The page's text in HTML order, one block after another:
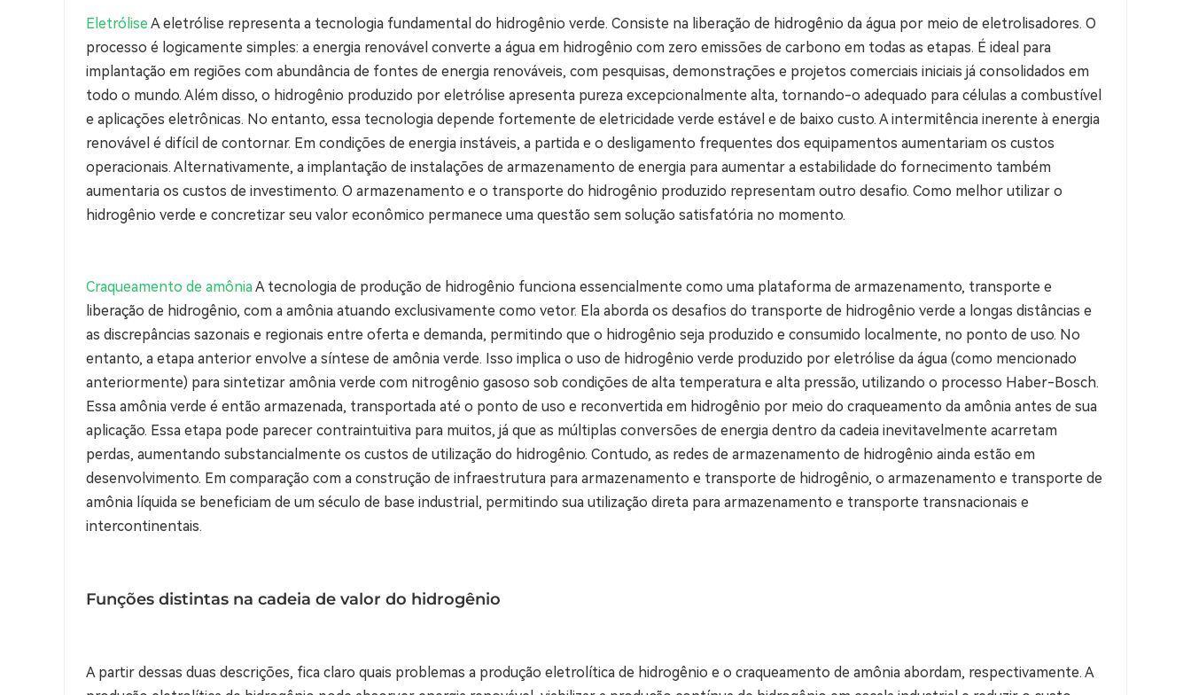
Eletrólise A eletrólise representa a tecnologia fundamental do hidrogênio verde. Consiste na liberação de hidrogênio da água por meio de eletrolisadores. O
processo é logicamente simples: a energia renovável converte a água em hidrogênio com zero emissões de carbono em todas as etapas. É ideal para
implantação em regiões com abundância de fontes de energia renováveis, com pesquisas, demonstrações e projetos comerciais iniciais já consolidados em
todo o mundo. Além disso, o hidrogênio produzido por eletrólise apresenta pureza excepcionalmente alta, tornando-o adequado para células a combustível
e aplicações eletrônicas. No entanto, essa tecnologia depende fortemente de eletricidade verde estável e de baixo custo. A intermitência inerente à energia
renovável é difícil de contornar. Em condições de energia instáveis, a partida e o desligamento frequentes dos equipamentos aumentariam os custos
operacionais. Alternativamente, a implantação de instalações de armazenamento de energia para aumentar a estabilidade do fornecimento também
aumentaria os custos de investimento. O armazenamento e o transporte do hidrogênio produzido representam outro desafio. Como melhor utilizar o
hidrogênio verde e concretizar seu valor econômico permanece uma questão sem solução satisfatória no momento.
Craqueamento de amôniaA tecnologia de produção de hidrogênio funciona essencialmente como uma plataforma de armazenamento, transporte e
liberação de hidrogênio, com a amônia atuando exclusivamente como vetor. Ela aborda os desafios do transporte de hidrogênio verde a longas distâncias e
as discrepâncias sazonais e regionais entre oferta e demanda, permitindo que o hidrogênio seja produzido e consumido localmente, no ponto de uso. No
entanto, a etapa anterior envolve a síntese de amônia verde. Isso implica o uso de hidrogênio verde produzido por eletrólise da água (como mencionado
anteriormente) para sintetizar amônia verde com nitrogênio gasoso sob condições de alta temperatura e alta pressão, utilizando o processo Haber-Bosch.
Essa amônia verde é então armazenada, transportada até o ponto de uso e reconvertida em hidrogênio por meio do craqueamento da amônia antes de sua
aplicação. Essa etapa pode parecer contraintuitiva para muitos, já que as múltiplas conversões de energia dentro da cadeia inevitavelmente acarretam
perdas, aumentando substancialmente os custos de utilização do hidrogênio. Contudo, as redes de armazenamento de hidrogênio ainda estão em
desenvolvimento. Em comparação com a construção de infraestrutura para armazenamento e transporte de hidrogênio, o armazenamento e transporte de
amônia líquida se beneficiam de um século de base industrial, permitindo sua utilização direta para armazenamento e transporte transnacionais e
intercontinentais.
Funções distintas na cadeia de valor do hidrogênio
A partir dessas duas descrições, fica claro quais problemas a produção eletrolítica de hidrogênio e o craqueamento de amônia abordam, respectivamente. A